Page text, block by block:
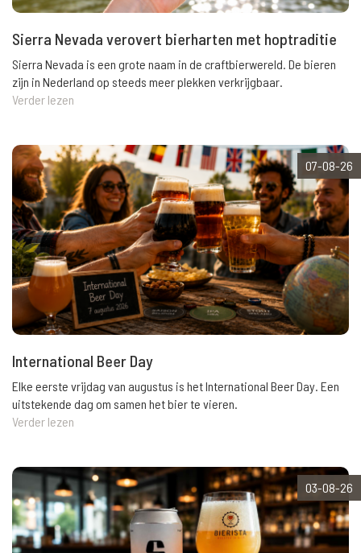
Sierra Nevada verovert bierharten met hoptraditie
Sierra Nevada is een grote naam in de craftbierwereld. De bieren
zijn in Nederland op steeds meer plekken verkrijgbaar.
Verder lezen
07-08-26
International Beer Day
Elke eerste vrijdag van augustus is het International Beer Day. Een
uitstekende dag om samen het bier te vieren.
Verder lezen
03-08-26